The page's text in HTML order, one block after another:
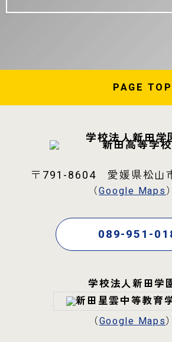
PAGE TOP
学校法人新田学
〒791-8604 愛媛県松山
（Google Maps）
089-951-
学校法人新田学
（Google Maps）